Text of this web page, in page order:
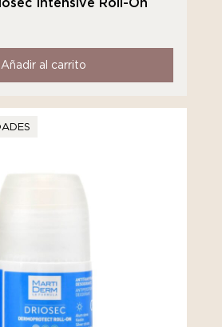
Añadir al carrito